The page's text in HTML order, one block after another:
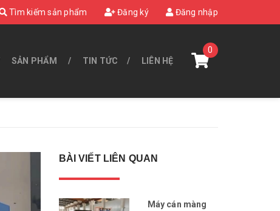
Tìm kiếm sản phẩm Đăng ký Đăng nhập
SẢN PHẨM TIN TỨC LIÊN HỆ
0
BÀI VIẾT LIÊN QUAN
Máy cán màng